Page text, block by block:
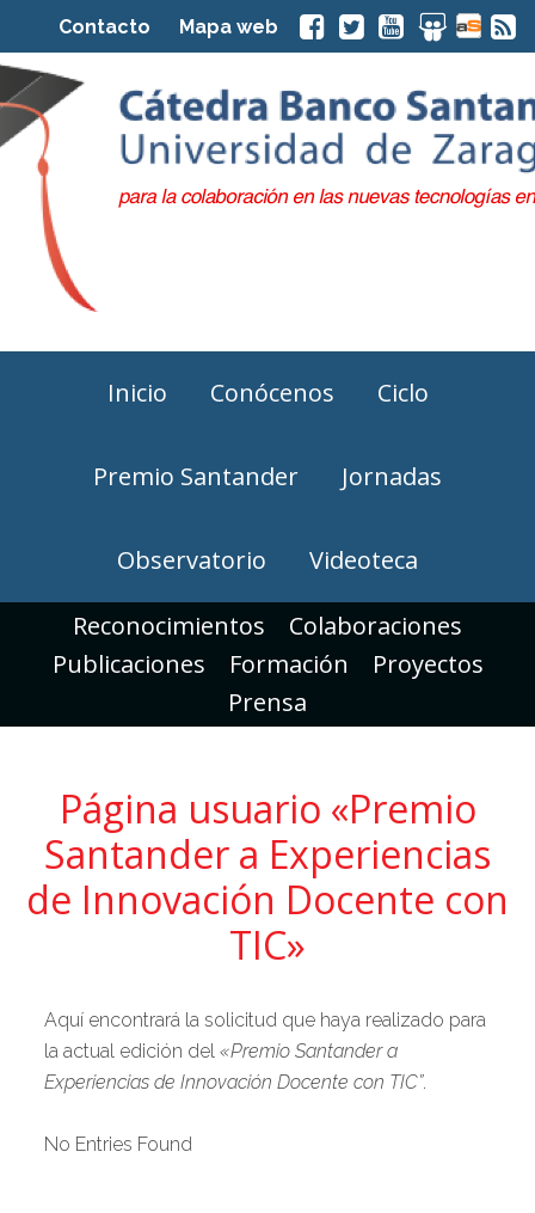
Contacto Mapa web
Inicio Conócenos Ciclo
Premio Santander Jornadas
Observatorio Videoteca
Reconocimientos
Colaboraciones
Publicaciones
Formación
Proyectos
Prensa
Página usuario «Premio
Santander a Experiencias
de Innovación Docente con
TIC»
Aquí encontrará la solicitud que haya realizado para
la actual edición del«Premio Santander a
Experiencias de Innovación Docente con TIC”.
No Entries Found